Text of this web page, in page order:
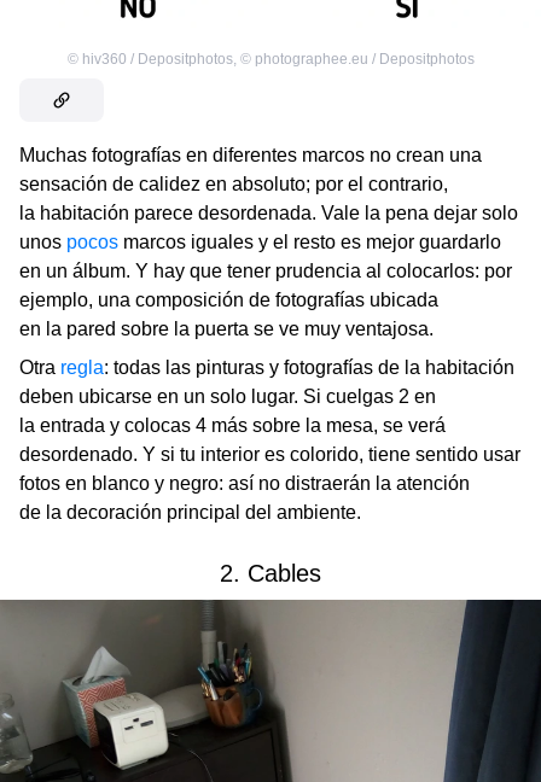
© hiv360 / Depositphotos, © photographee.eu / Depositphotos
Muchas fotografías en diferentes marcos no crean una
sensación de calidez en absoluto; por el contrario,
la habitación parece desordenada. Vale la pena dejar solo
unos pocos marcos iguales y el resto es mejor guardarlo
en un álbum. Y hay que tener prudencia al colocarlos: por
ejemplo, una composición de fotografías ubicada
en la pared sobre la puerta se ve muy ventajosa.
Otra regla: todas las pinturas y fotografías de la habitación
deben ubicarse en un solo lugar. Si cuelgas 2 en
la entrada y colocas 4 más sobre la mesa, se verá
desordenado. Y si tu interior es colorido, tiene sentido usar
fotos en blanco y negro: así no distraerán la atención
de la decoración principal del ambiente.
2. Cables